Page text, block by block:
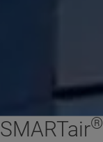
SMARTair®